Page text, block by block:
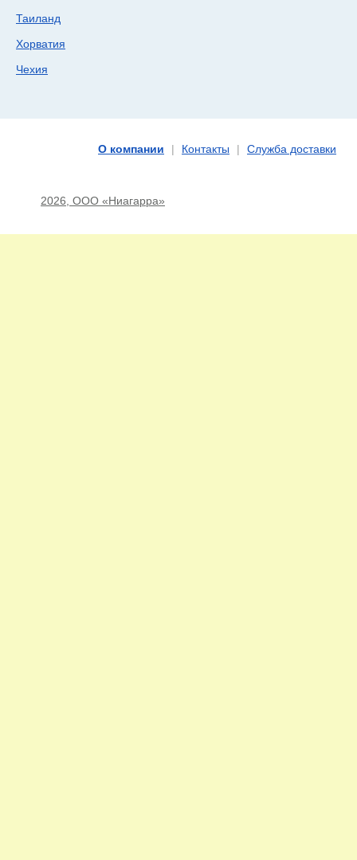
Таиланд
Хорватия
Чехия
О компании Контакты Служба доставки
2026, ООО «Ниагарра»